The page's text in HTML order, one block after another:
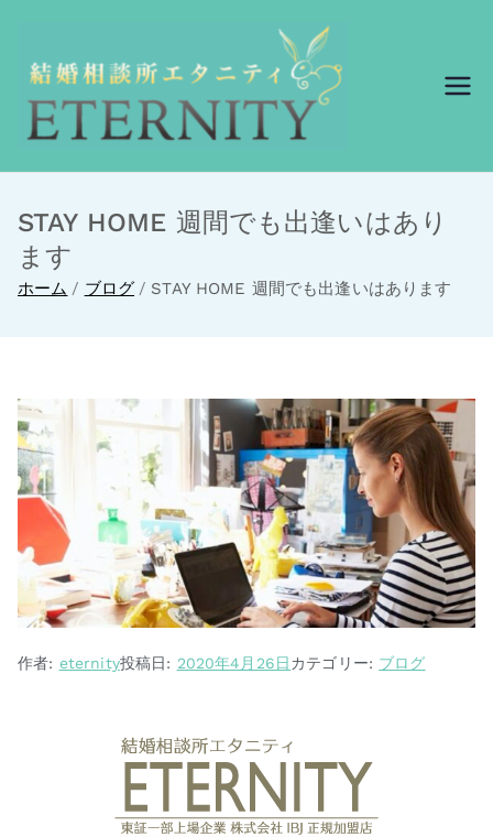
結婚相談所エ
結婚相談所エタニ
STAY HOME 週間でも出逢いはあり
ます
ホーム ブログ STAY HOME 週間でも出逢いはあります
作者: eternity投稿日: 2020年4月26日カテゴリー: ブログ